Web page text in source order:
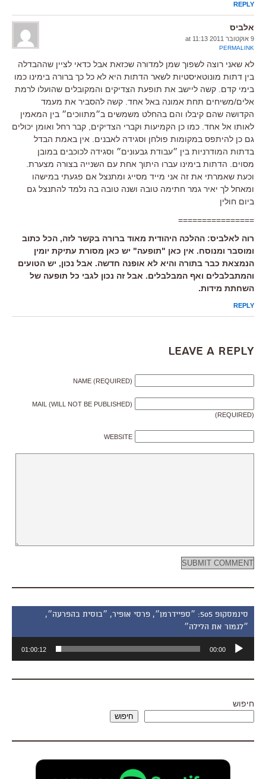
REPLY
אלביס
9 אוקטובר 2011 at 11:13
PERMALINK
לא שאני רוצה לשפוך שמן למדורה שכזאת אבל כדאי לציין שההבדלה
בין דתות מונוטאיסטיות לשאר הדתות היא לא כל כך ברורה בימינו כמו
בימי קדם. קשה ליישב את תופעת הצדיקים והמקובלים שהועלו לרמת
אלים/משיחים תחת אמונה באל אחד. קשה להסביר את מעמד
הקדושה שהם קיבלו והם בהחלט משמשים ב״מתווכים״ בין המאמין
לאותו אל אחד. כמו כן הקמיעות וקברי הצדיקים, קבר רחל ואומן יכולים
גם כן להיתפס במקומות פולחן וסגידה לאבנים. אין באמת הבדל
בדתות המודרניות בין ״עבודת גבעונים״ וסגידה לכוכבים במובן
מסוים. הדתות בימינו עברו היתוך אחת עם השנייה בצורה מצערת.
וכעת שאמרתי את זה אני מייד מסייג ומתנצל אם פגעתי במישהו
ומאחל לך יאיר גמר חתימה טובה ושנה טובה בה נלמד להתנצל גם
ביום חולין
================
רוה לאלביס: ההלכה היהודית מאוד ברורה בקשר לזה, הכל כתוב
ומוסבר ומנוסח. אין כאן "תופעה" יש כאן מסורת עתיקת יומין
הנמצאת כבר בתורה והיא לא אופנה חדשה. אבל נכון, יש הטועים
והמתבלבלים ואף המבלבלים. אבל זה נכון לגבי כל תופעה של
השחתת מידות.
REPLY
Leave a Reply
NAME (REQUIRED)
MAIL (WILL NOT BE PUBLISHED)
(REQUIRED)
WEBSITE
סינמסקופ 505: ״ספיידרמן״, פרסי אופיר, ״בוסית בהפרעה״,
״לגמור את הלילה״
אודיו
00:00
01:00:12
חיפוש
חיפוש